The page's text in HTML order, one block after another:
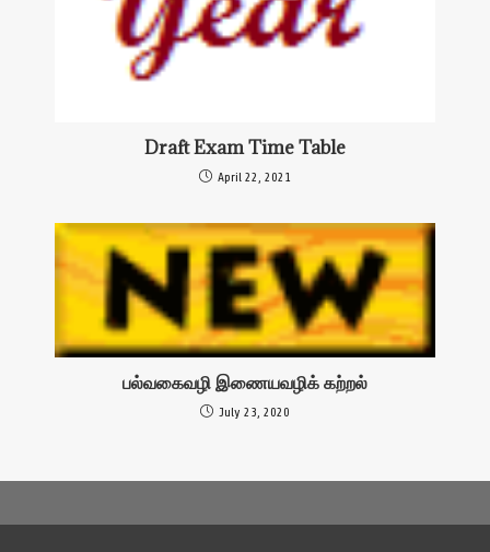
Draft Exam Time Table
April 22, 2021
பல்வகைவழி இணையவழிக் கற்றல்
July 23, 2020